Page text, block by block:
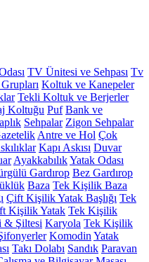
TV Ünitesi ve Sehpası Tv
Koltuk ve Kanepeler
Tekli Koltuk ve Berjerler
Koltuğu Puf Bank ve
Sehpalar Zigon Sehpalar
Antre ve Hol Çok
Kapı Askısı Duvar
AyakkabılıkYatak Odası
Gardırop Bez Gardırop
Baza Tek Kişilik Baza
Çift Kişilik Yatak Başlığı Tek
Kişilik Yatak Tek Kişilik
& Şiltesi Karyola Tek Kişilik
Komodin Yatak
Takı Dolabı Sandık Paravan